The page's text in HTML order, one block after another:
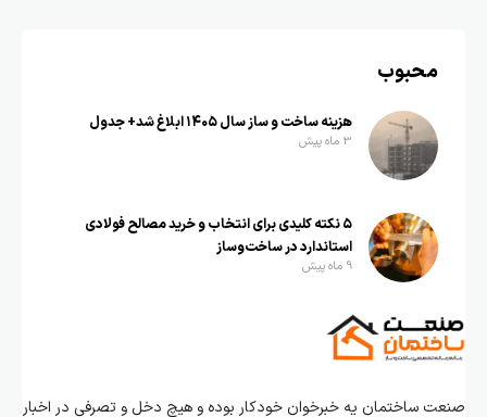
محبوب
هزینه ساخت و ساز سال ۱۴۰۵ ابلاغ شد+ جدول
3 ماه پیش
۵ نکته کلیدی برای انتخاب و خرید مصالح فولادی
استاندارد در ساخت‌وساز
9 ماه پیش
صنعت ساختمان یه خبرخوان خودکار بوده و هیچ دخل و تصرفی در اخبار